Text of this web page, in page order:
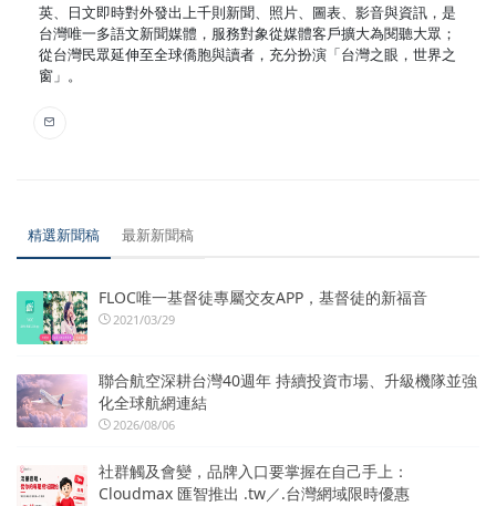
英、日文即時對外發出上千則新聞、照片、圖表、影音與資訊，是
台灣唯一多語文新聞媒體，服務對象從媒體客戶擴大為閱聽大眾；
從台灣民眾延伸至全球僑胞與讀者，充分扮演「台灣之眼，世界之
窗」。
精選新聞稿 最新新聞稿
FLOC唯一基督徒專屬交友APP，基督徒的新福音
2021/03/29
聯合航空深耕台灣40週年 持續投資市場、升級機隊並強
化全球航網連結
2026/08/06
社群觸及會變，品牌入口要掌握在自己手上：
Cloudmax 匯智推出 .tw／.台灣網域限時優惠